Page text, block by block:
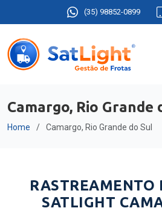
(35) 98852-0899
Camargo, Rio Grande
Home Camargo, Rio Grande do Sul
RASTREAMENTO
SATLIGHT